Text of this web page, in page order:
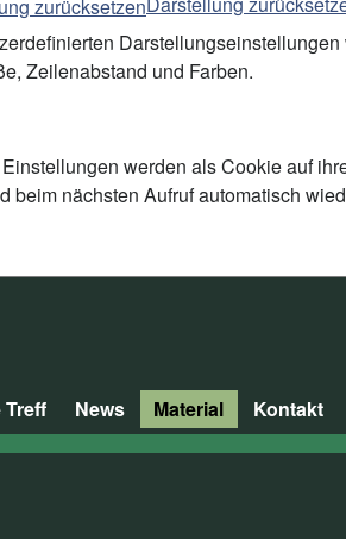
Darstellungseinstellungen
Zeilenabstand und Farben.
werden als Cookie auf
beim nächsten Aufruf automatisch
Treff News Material Kontakt